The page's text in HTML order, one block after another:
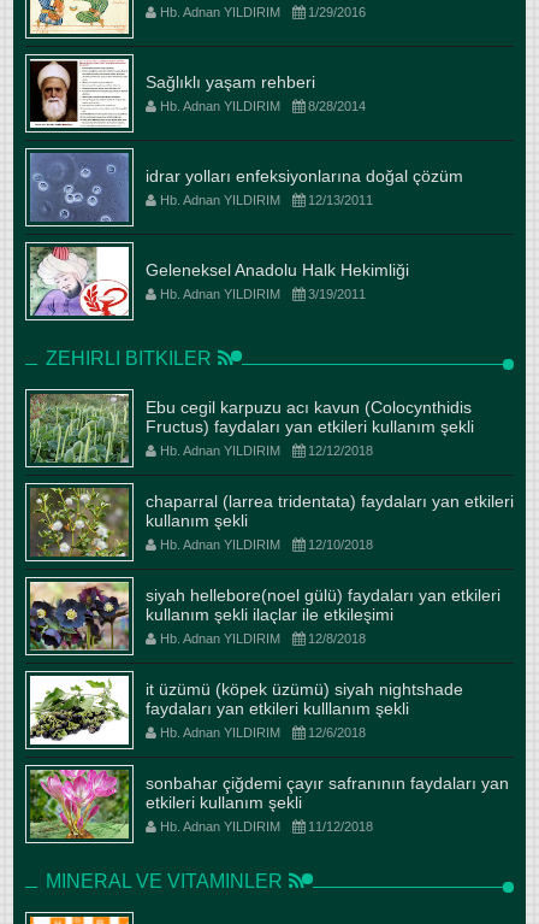
Hb. Adnan YILDIRIM 1/29/2016
Sağlıklı yaşam rehberi
Hb. Adnan YILDIRIM 8/28/2014
idrar yolları enfeksiyonlarına doğal çözüm
Hb. Adnan YILDIRIM 12/13/2011
Geleneksel Anadolu Halk Hekimliği
Hb. Adnan YILDIRIM 3/19/2011
ZEHIRLI BITKILER
Ebu cegil karpuzu acı kavun (Colocynthidis
Fructus) faydaları yan etkileri kullanım şekli
Hb. Adnan YILDIRIM 12/12/2018
chaparral (larrea tridentata) faydaları yan etkileri
kullanım şekli
Hb. Adnan YILDIRIM 12/10/2018
siyah hellebore(noel gülü) faydaları yan etkileri
kullanım şekli ilaçlar ile etkileşimi
Hb. Adnan YILDIRIM 12/8/2018
it üzümü (köpek üzümü) siyah nightshade
faydaları yan etkileri kulllanım şekli
Hb. Adnan YILDIRIM 12/6/2018
sonbahar çiğdemi çayır safranının faydaları yan
etkileri kullanım şekli
Hb. Adnan YILDIRIM 11/12/2018
MINERAL VE VITAMINLER